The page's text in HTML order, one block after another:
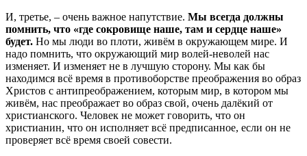
И, третье, – очень важное напутствие. Мы всегда должны
помнить, что «где сокровище наше, там и сердце наше»
будет. Но мы люди во плоти, живём в окружающем мире. И
надо помнить, что окружающий мир волей-неволей нас
изменяет. И изменяет не в лучшую сторону. Мы как бы
находимся всё время в противоборстве преображения во образ
Христов с антипреображением, которым мир, в котором мы
живём, нас преображает во образ свой, очень далёкий от
христианского. Человек не может говорить, что он
христианин, что он исполняет всё предписанное, если он не
проверяет всё время своей совести.